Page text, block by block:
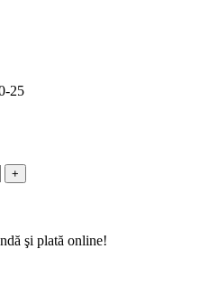
25
+
şi plată online!